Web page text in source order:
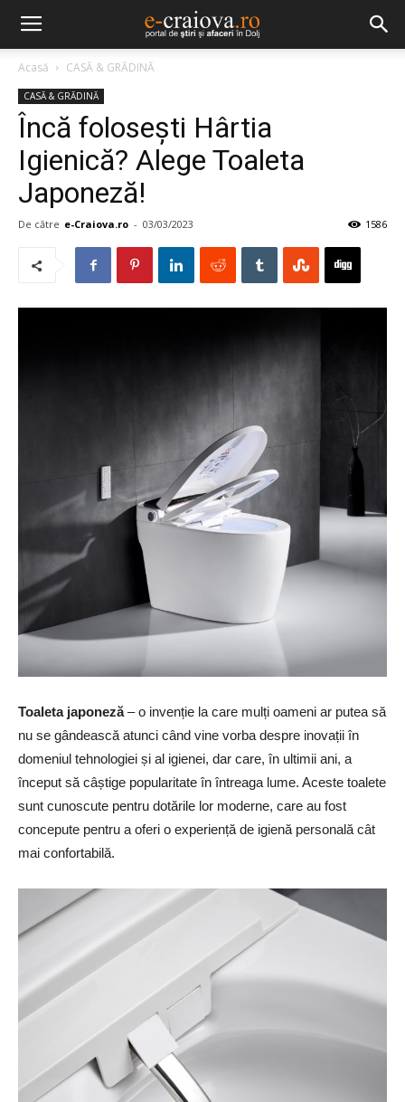
Acasă CASĂ & GRĂDINĂ
CASĂ & GRĂDINĂ
Încă folosești Hârtia
Igienică? Alege Toaleta
Japoneză!
De către e-Craiova.ro - 03/03/2023 1586
Toaleta japoneză– o invenție la care mulți oameni ar putea să
nu se gândească atunci când vine vorba despre inovații în
domeniul tehnologiei și al igienei, dar care, în ultimii ani, a
început să câștige popularitate în întreaga lume. Aceste toalete
sunt cunoscute pentru dotările lor moderne, care au fost
concepute pentru a oferi o experiență de igienă personală cât
mai confortabilă.